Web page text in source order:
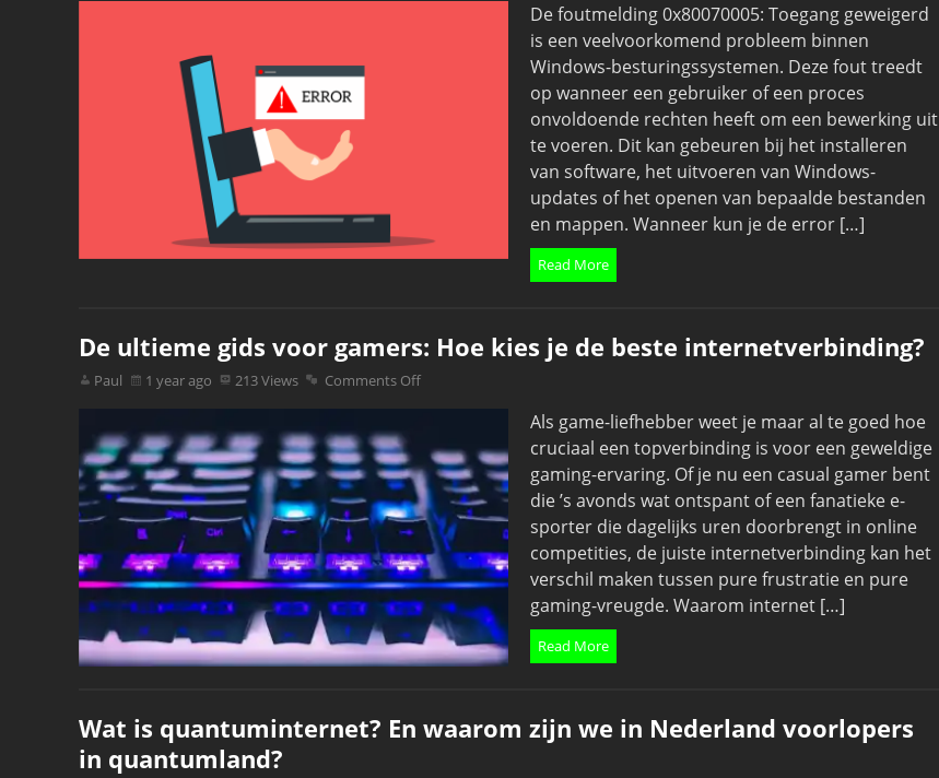
De foutmelding 0x80070005: Toegang geweigerd
is een veelvoorkomend probleem binnen
Windows-besturingssystemen. Deze fout treedt
op wanneer een gebruiker of een proces
onvoldoende rechten heeft om een bewerking uit
te voeren. Dit kan gebeuren bij het installeren
van software, het uitvoeren van Windows-
updates of het openen van bepaalde bestanden
en mappen. Wanneer kun je de error […]
Read More
De ultieme gids voor gamers: Hoe kies je de beste internetverbinding?
Paul 1 year ago 213 Views Comments Off
Als game-liefhebber weet je maar al te goed hoe
cruciaal een topverbinding is voor een geweldige
gaming-ervaring. Of je nu een casual gamer bent
die ’s avonds wat ontspant of een fanatieke e-
sporter die dagelijks uren doorbrengt in online
competities, de juiste internetverbinding kan het
verschil maken tussen pure frustratie en pure
gaming-vreugde. Waarom internet […]
Read More
Wat is quantuminternet? En waarom zijn we in Nederland voorlopers
in quantumland?